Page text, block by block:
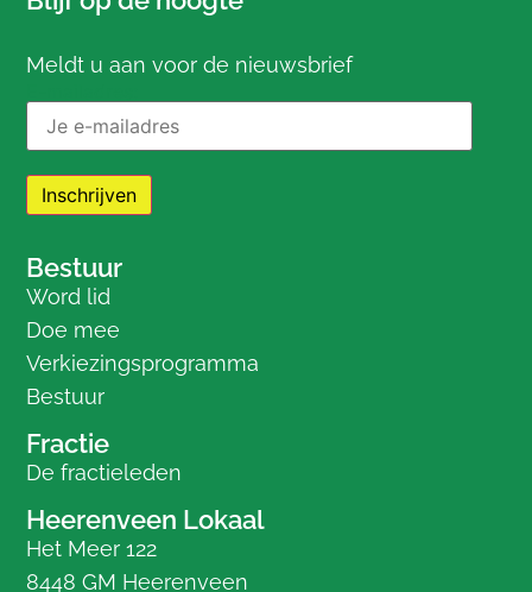
Meldt u aan voor de nieuwsbrief
Bestuur
Word lid
Doe mee
Verkiezingsprogramma
Bestuur
Fractie
De fractieleden
Heerenveen Lokaal
Het Meer 122
8448 GM Heerenveen